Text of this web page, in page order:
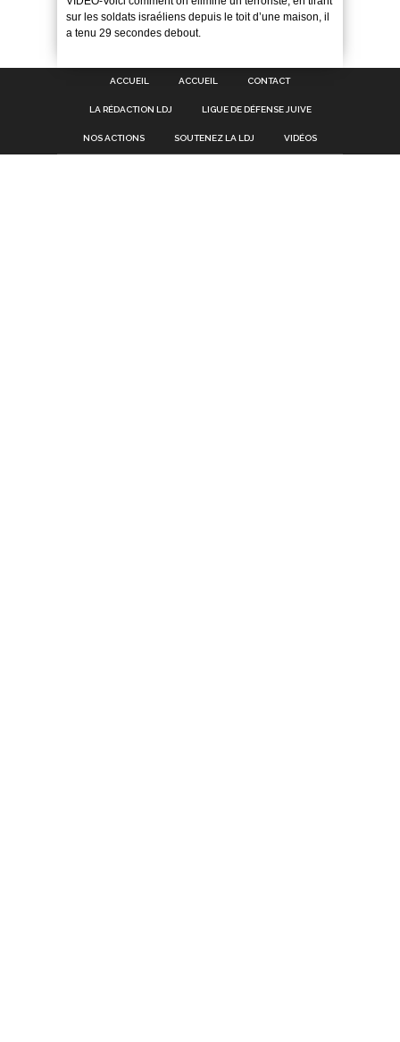
sur les soldats israéliens depuis le toit d’une maison, il
a tenu 29 secondes debout.
ACCUEIL ACCUEIL CONTACT
LA RÉDACTION LDJ LIGUE DE DÉFENSE JUIVE
NOS ACTIONS SOUTENEZ LA LDJ VIDÉOS